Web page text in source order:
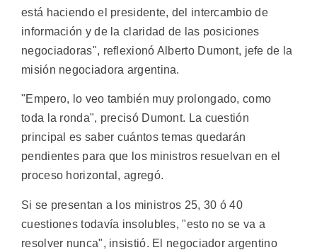
está haciendo el presidente, del intercambio de
información y de la claridad de las posiciones
negociadoras", reflexionó Alberto Dumont, jefe de la
misión negociadora argentina.
"Empero, lo veo también muy prolongado, como
toda la ronda", precisó Dumont. La cuestión
principal es saber cuántos temas quedarán
pendientes para que los ministros resuelvan en el
proceso horizontal, agregó.
Si se presentan a los ministros 25, 30 ó 40
cuestiones todavía insolubles, "esto no se va a
resolver nunca", insistió. El negociador argentino